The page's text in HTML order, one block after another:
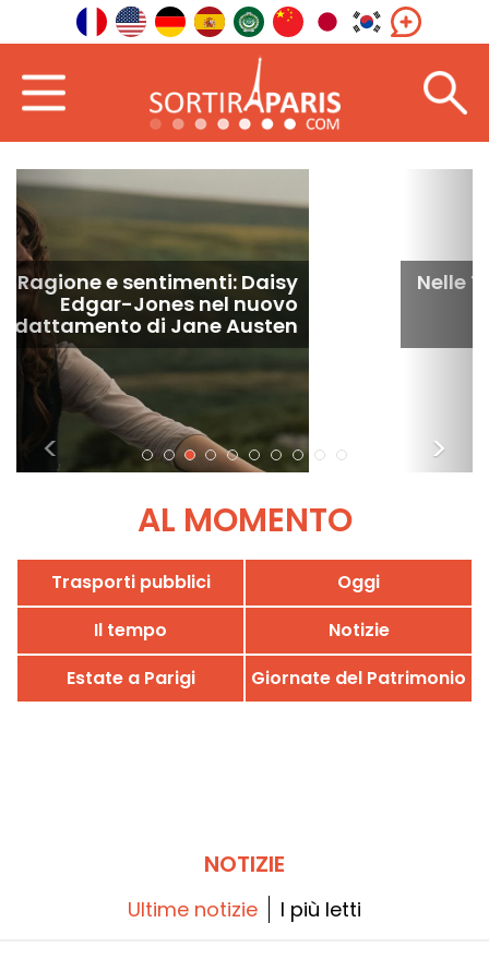
Nelle Terre Perdute: il film fantasy
con Milla Jovovich arriva su
<
>
AL MOMENTO
Trasporti pubblici
Oggi
Il tempo
Notizie
Estate a Parigi
Giornate del Patrimonio
NOTIZIE
Ultime notizie I più letti